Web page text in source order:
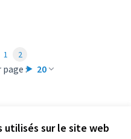
utilisés sur le site web
: 20
1 2